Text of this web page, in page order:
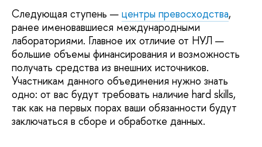
Следующая ступень — центры превосходства,
ранее именовавшиеся международными
лабораториями. Главное их отличие от НУЛ —
большие объемы финансирования и возможность
получать средства из внешних источников.
Участникам данного объединения нужно знать
одно: от вас будут требовать наличие hard skills,
так как на первых порах ваши обязанности будут
заключаться в сборе и обработке данных.